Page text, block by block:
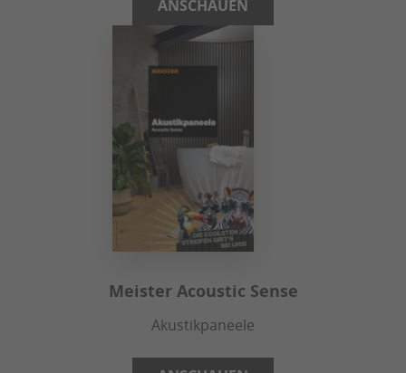
ANSCHAUEN
Meister Acoustic Sense
Akustikpaneele